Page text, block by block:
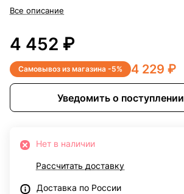
Все описание
4 452 ₽
Самовывоз из магазина -5% 4 229 ₽
Уведомить о поступлении
Нет в наличии
Рассчитать доставку
Доставка по России